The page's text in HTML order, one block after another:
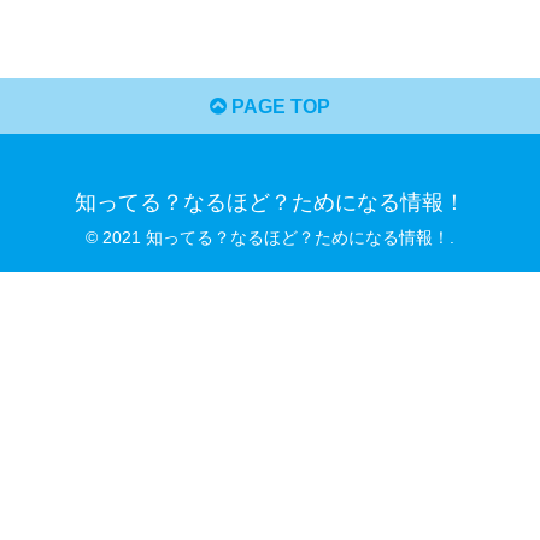
PAGE TOP
知ってる？なるほど？ためになる情報！
© 2021 知ってる？なるほど？ためになる情報！.